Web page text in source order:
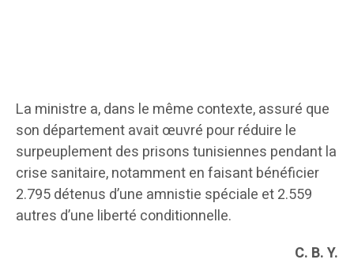
La ministre a, dans le même contexte, assuré que
son département avait œuvré pour réduire le
surpeuplement des prisons tunisiennes pendant la
crise sanitaire, notamment en faisant bénéficier
2.795 détenus d’une amnistie spéciale et 2.559
autres d’une liberté conditionnelle.
C. B. Y.